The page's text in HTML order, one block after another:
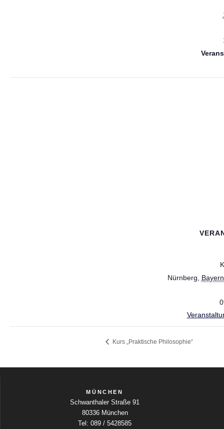
Nürnberg
Bayern
Kurs „Praktische Philosophie“
MÜNCHEN
Schwanthaler Straße 91
80336 München
Tel: 089 / 5428585